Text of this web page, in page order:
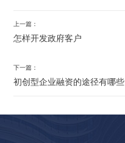
上一篇：
怎样开发政府客户
下一篇：
初创型企业融资的途径有哪些